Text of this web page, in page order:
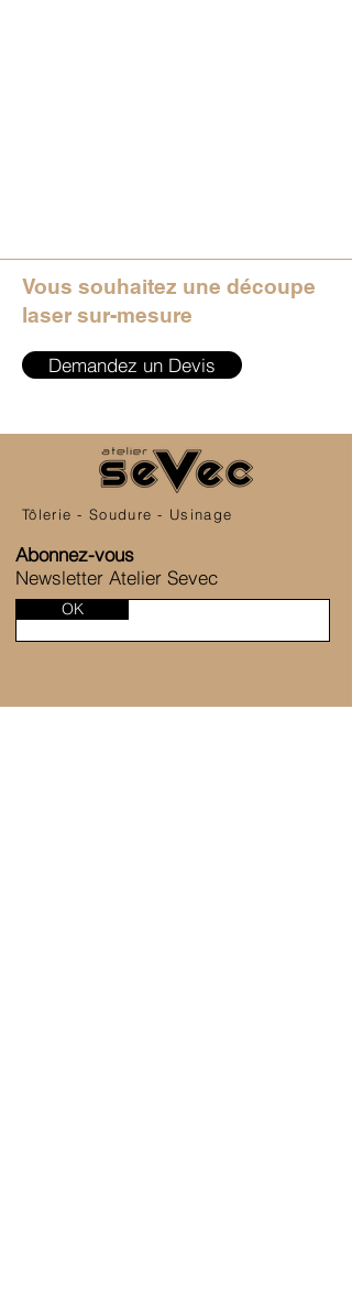
Vous souhaitez une découpe
laser sur-mesure
Demandez un Devis
Tôlerie - Soudure - Usinage
Abonnez-vous
Newsletter Atelier Sevec
OK
SERVICE CLIENT